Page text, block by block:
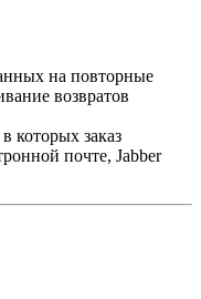
на повторные
возвратов
которых заказ
почте, Jabber